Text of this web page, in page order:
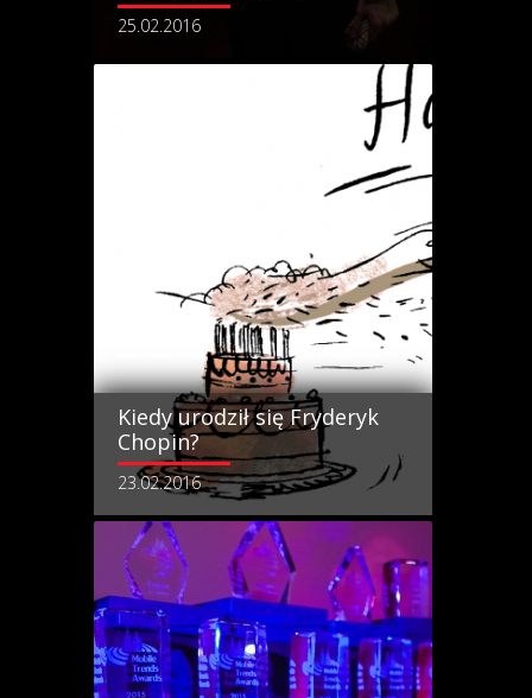
25.02.2016
Kiedy urodził się Fryderyk
Chopin?
23.02.2016